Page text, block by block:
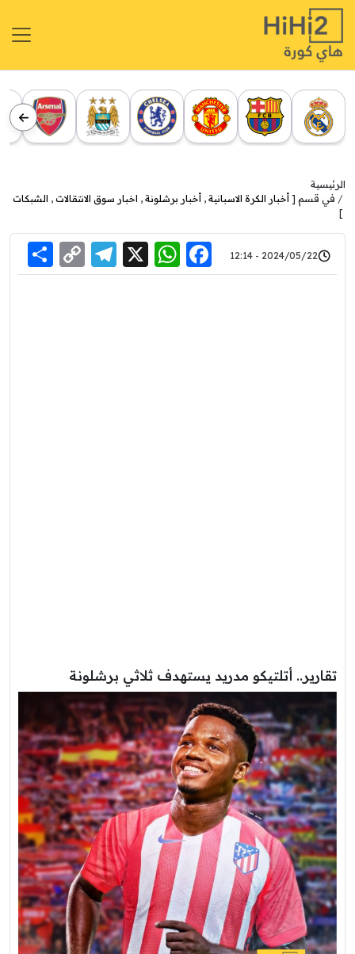
الرئيسية
في قسم [ أخبار الكرة الاسبانية , أخبار برشلونة , اخبار سوق الانتقالات , الشبكات
]
2024/05/22 - 12:14
Facebook
WhatsApp
X
Link
تقارير.. أتلتيكو مدريد يستهدف ثلاثي برشلونة